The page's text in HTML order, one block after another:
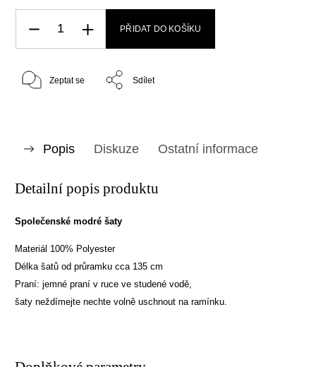
PŘIDAT DO KOŠÍKU
Zeptat se Sdílet
Popis Diskuze Ostatní informace
Detailní popis produktu
Společenské modré šaty
Materiál 100% Polyester
Délka šatů od průramku cca 135 cm
Praní: jemné praní v ruce ve studené vodě,
šaty neždímejte nechte volně uschnout na ramínku.